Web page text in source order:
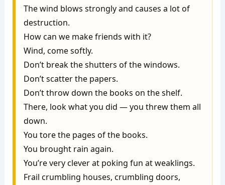
The wind blows strongly and causes a lot of
destruction.
How can we make friends with it?
Wind, come softly.
Don’t break the shutters of the windows.
Don’t scatter the papers.
Don’t throw down the books on the shelf.
There, look what you did — you threw them all
down.
You tore the pages of the books.
You brought rain again.
You’re very clever at poking fun at weaklings.
Frail crumbling houses, crumbling doors,